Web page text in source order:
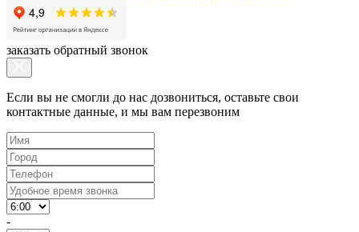
заказать обратный звонок
Если вы не смогли до нас дозвониться, оставьте свои
контактные данные, и мы вам перезвоним
-